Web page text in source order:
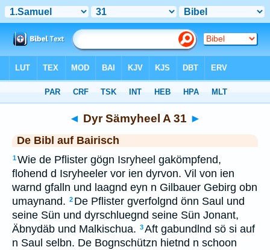
◄ Dyr Sämyheel A 31 ►
De Bibl auf Bairisch
1Wie de Pflister gögn Isryheel gakömpfend,
flohend d Isryheeler vor ien dyrvon. Vil von ien
warnd gfalln und laagnd eyn n Gilbauer Gebirg obn
umaynand. 2 De Pflister gverfolgnd önn Saul und
seine Sün und dyrschluegnd seine Sün Jonant,
Äbnydäb und Malkischua. 3Aft gabundlnd sö si auf
n Saul selbn. De Bognschützn hietnd n schoon